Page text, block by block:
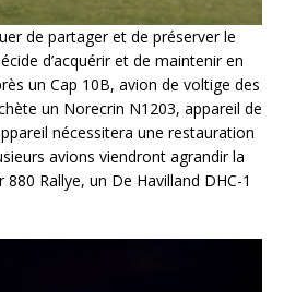
de partager et de préserver le
d’acquérir et de maintenir en
un Cap 10B, avion de voltige des
un Norecrin N1203, appareil de
nécessitera une restauration
avions viendront agrandir la
Rallye, un De Havilland DHC-1